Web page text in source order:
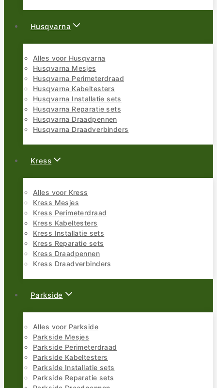
Husqvarna
Alles voor Husqvarna
Husqvarna Mesjes
Husqvarna Perimeterdraad
Husqvarna Kabeltesters
Husqvarna Installatie sets
Husqvarna Reparatie sets
Husqvarna Draadpennen
Husqvarna Draadverbinders
Kress
Alles voor Kress
Kress Mesjes
Kress Perimeterdraad
Kress Kabeltesters
Kress Installatie sets
Kress Reparatie sets
Kress Draadpennen
Kress Draadverbinders
Parkside
Alles voor Parkside
Parkside Mesjes
Parkside Perimeterdraad
Parkside Kabeltesters
Parkside Installatie sets
Parkside Reparatie sets